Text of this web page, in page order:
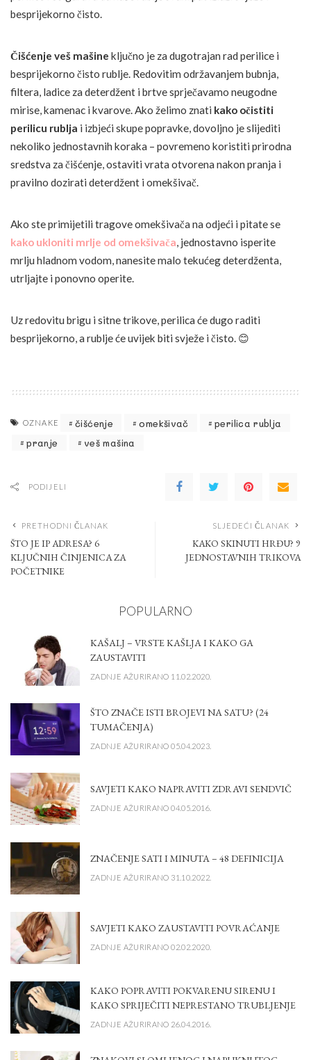
besprijekorno čisto.
Čišćenje veš mašine ključno je za dugotrajan rad perilice i
besprijekorno čisto rublje. Redovitim održavanjem bubnja,
filtera, ladice za deterdžent i brtve sprječavamo neugodne
mirise, kamenac i kvarove. Ako želimo znati kako očistiti
perilicu rublja i izbjeći skupe popravke, dovoljno je slijediti
nekoliko jednostavnih koraka – povremeno koristiti prirodna
sredstva za čišćenje, ostaviti vrata otvorena nakon pranja i
pravilno dozirati deterdžent i omekšivač.
Ako ste primijetili tragove omekšivača na odjeći i pitate se
kako ukloniti mrlje od omekšivača, jednostavno isperite
mrlju hladnom vodom, nanesite malo tekućeg deterdženta,
utrljajte i ponovno operite.
Uz redovitu brigu i sitne trikove, perilica će dugo raditi
besprijekorno, a rublje će uvijek biti svježe i čisto. 😊
OZNAKE čišćenje omekšivač
perilica rublja
pranje
veš mašina
PODIJELI
PRETHODNI ČLANAK
ŠTO JE IP ADRESA? 6
KLJUČNIH ČINJENICA ZA
POČETNIKE
SLJEDEĆI ČLANAK
KAKO SKINUTI HRĐU? 9
JEDNOSTAVNIH TRIKOVA
POPULARNO
KAŠALJ – VRSTE KAŠLJA I KAKO GA
ZAUSTAVITI
ZADNJE AŽURIRANO 11.02.2020.
ŠTO ZNAČE ISTI BROJEVI NA SATU? (24
TUMAČENJA)
ZADNJE AŽURIRANO 05.04.2023.
SAVJETI KAKO NAPRAVITI ZDRAVI SENDVIČ
ZADNJE AŽURIRANO 04.05.2016.
ZNAČENJE SATI I MINUTA – 48 DEFINICIJA
ZADNJE AŽURIRANO 31.10.2022.
SAVJETI KAKO ZAUSTAVITI POVRAĆANJE
ZADNJE AŽURIRANO 02.02.2020.
KAKO POPRAVITI POKVARENU SIRENU I
KAKO SPRIJEČITI NEPRESTANO TRUBLJENJE
ZADNJE AŽURIRANO 26.04.2016.